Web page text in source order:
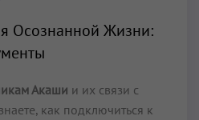
Осознанной Жизни:
Акаши и их связи с
как подключиться к